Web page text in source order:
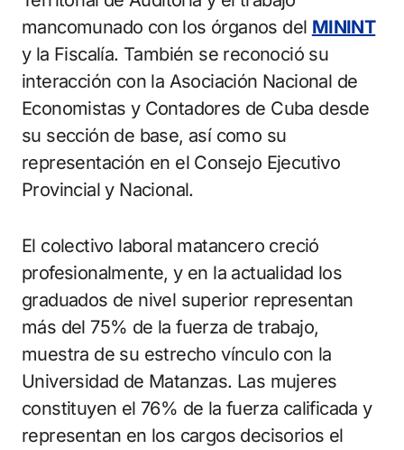
mancomunado con los órganos del MININT
y la Fiscalía. También se reconoció su
interacción con la Asociación Nacional de
Economistas y Contadores de Cuba desde
su sección de base, así como su
representación en el Consejo Ejecutivo
Provincial y Nacional.
El colectivo laboral matancero creció
profesionalmente, y en la actualidad los
graduados de nivel superior representan
más del 75% de la fuerza de trabajo,
muestra de su estrecho vínculo con la
Universidad de Matanzas. Las mujeres
constituyen el 76% de la fuerza calificada y
representan en los cargos decisorios el